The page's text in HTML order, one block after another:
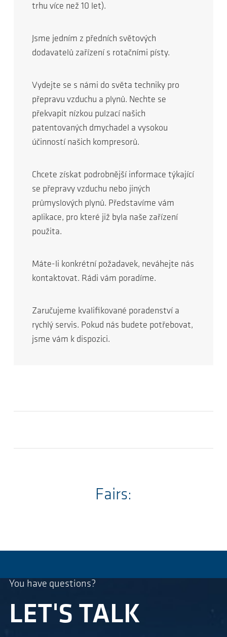
trhu více než 10 let).
Jsme jedním z předních světových
dodavatelů zařízení s rotačními písty.
Vydejte se s námi do světa techniky pro
přepravu vzduchu a plynů. Nechte se
překvapit nízkou pulzací našich
patentovaných dmychadel a vysokou
účinností našich kompresorů.
Chcete získat podrobnější informace týkající
se přepravy vzduchu nebo jiných
průmyslových plynů. Představíme vám
aplikace, pro které již byla naše zařízení
použita.
Máte-li konkrétní požadavek, neváhejte nás
kontaktovat. Rádi vám poradíme.
Zaručujeme kvalifikované poradenství a
rychlý servis. Pokud nás budete potřebovat,
jsme vám k dispozici.
Fairs:
You have questions?
LET'S TALK